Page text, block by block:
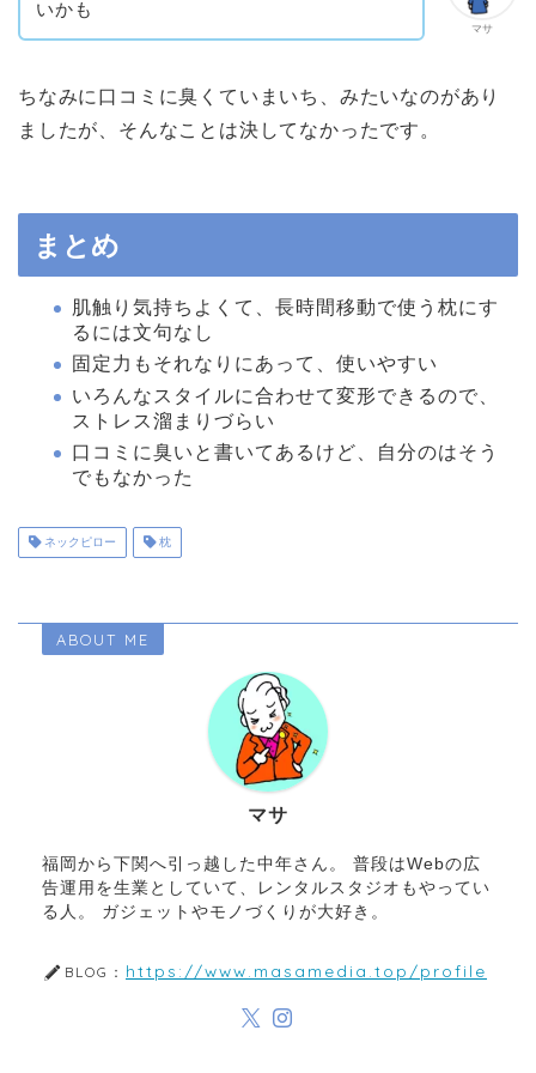
マサ
いかも
ちなみに口コミに臭くていまいち、みたいなのがあり
ましたが、そんなことは決してなかったです。
まとめ
肌触り気持ちよくて、長時間移動で使う枕にす
るには文句なし
固定力もそれなりにあって、使いやすい
いろんなスタイルに合わせて変形できるので、
ストレス溜まりづらい
口コミに臭いと書いてあるけど、自分のはそう
でもなかった
ネックピロー 枕
ABOUT ME
マサ
福岡から下関へ引っ越した中年さん。 普段はWebの広
告運用を生業としていて、レンタルスタジオもやってい
る人。 ガジェットやモノづくりが大好き。
BLOG： https://www.masamedia.top/profile